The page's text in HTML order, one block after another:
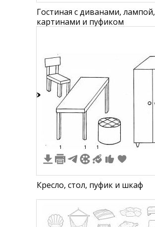
Гостиная с диванами, лампой,
картинами и пуфиком
1 1 1
Кресло, стол, пуфик и шкаф